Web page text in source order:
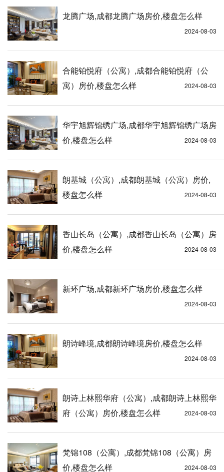
龙腾广场,成都龙腾广场房价,楼盘怎么样
2024-08-03
合能铂悦府（公寓）,成都合能铂悦府（公
寓）房价,楼盘怎么样
2024-08-03
华宇旭辉锦绣广场,成都华宇旭辉锦绣广场房
价,楼盘怎么样
2024-08-03
朗基城（公寓）,成都朗基城（公寓）房价,
楼盘怎么样
2024-08-03
香山长岛（公寓）,成都香山长岛（公寓）房
价,楼盘怎么样
2024-08-03
新环广场,成都新环广场房价,楼盘怎么样
2024-08-03
朗诗峰境,成都朗诗峰境房价,楼盘怎么样
2024-08-03
朗诗上林熙华府（公寓）,成都朗诗上林熙华
府（公寓）房价,楼盘怎么样
2024-08-03
梵锦108（公寓）,成都梵锦108（公寓）房
价,楼盘怎么样
2024-08-03